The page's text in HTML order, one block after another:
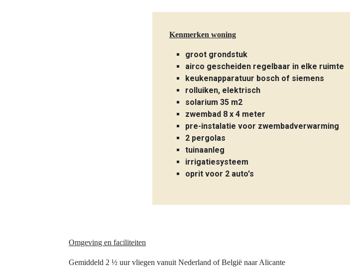
Kenmerken woning
groot grondstuk
airco gescheiden regelbaar in elke ruimte
keukenapparatuur bosch of siemens
rolluiken, elektrisch
solarium 35 m2
zwembad 8 x 4 meter
pre-instalatie voor zwembadverwarming
2 pergolas
tuinaanleg
irrigatiesysteem
oprit voor 2 auto's
Omgeving en faciliteiten
Gemiddeld 2 ½ uur vliegen vanuit Nederland of België naar Alicante